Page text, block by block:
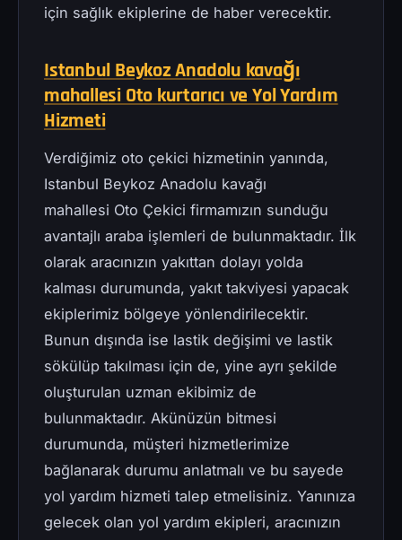
için sağlık ekiplerine de haber verecektir.
Istanbul Beykoz Anadolu kavağı
mahallesi Oto kurtarıcı ve Yol Yardım
Hizmeti
Verdiğimiz oto çekici hizmetinin yanında,
Istanbul Beykoz Anadolu kavağı
mahallesi Oto Çekici firmamızın sunduğu
avantajlı araba işlemleri de bulunmaktadır. İlk
olarak aracınızın yakıttan dolayı yolda
kalması durumunda, yakıt takviyesi yapacak
ekiplerimiz bölgeye yönlendirilecektir.
Bunun dışında ise lastik değişimi ve lastik
sökülüp takılması için de, yine ayrı şekilde
oluşturulan uzman ekibimiz de
bulunmaktadır. Akünüzün bitmesi
durumunda, müşteri hizmetlerimize
bağlanarak durumu anlatmalı ve bu sayede
yol yardım hizmeti talep etmelisiniz. Yanınıza
gelecek olan yol yardım ekipleri, aracınızın